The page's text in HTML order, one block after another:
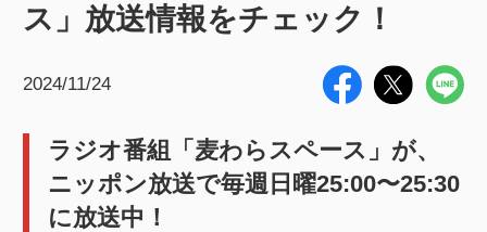
ス」放送情報をチェック！
2024/11/24
ラジオ番組「麦わらスペース」が、
ニッポン放送で毎週日曜25:00〜25:30
に放送中！